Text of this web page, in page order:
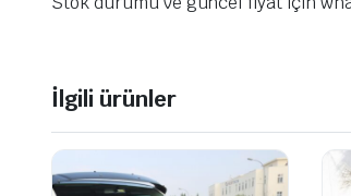
İlgili ürünler